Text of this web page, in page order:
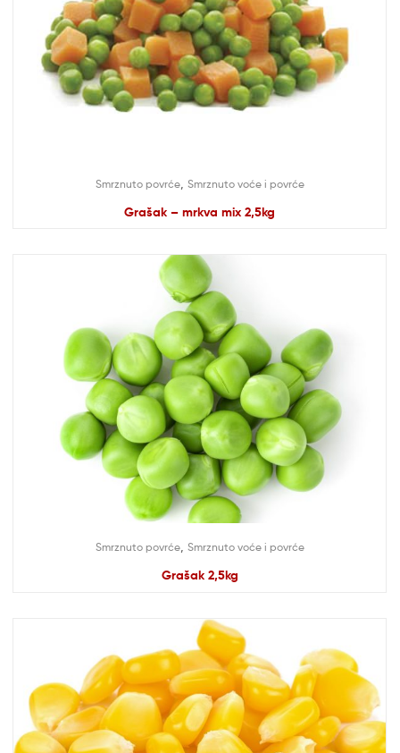
Smrznuto povrće, Smrznuto voće i povrće
Grašak – mrkva mix 2,5kg
Smrznuto povrće, Smrznuto voće i povrće
Grašak 2,5kg